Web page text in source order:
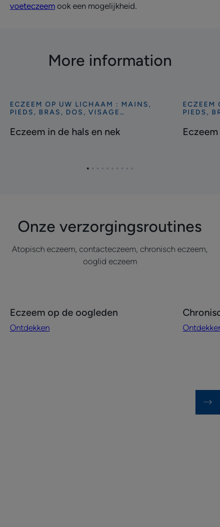
voeteczeem ook een mogelijkheid.
More information
Ontdekken
in
ECZEEM OP UW LICHAAM : MAINS,
PIEDS, BRAS, DOS, VISAGE…
Eczeem in de hals en nek
op
PIEDS,
GaGaGaGaGaGaGaGa
GaGa
Onze verzorgingsroutines
Atopisch eczeem, contacteczeem, chronisch eczeem,
ooglid eczeem
Eczeem
op
Eczeem op de oogleden
Ontdekken
Chronisch
eczeem